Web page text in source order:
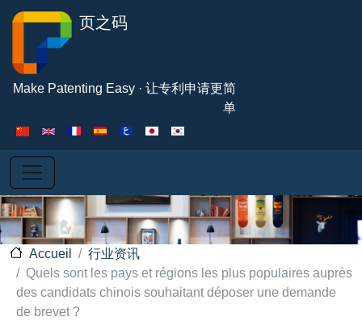
页之码
Make Patenting Easy · 让专利申请更简
单
Accueil
行业资讯
Quels sont les pays et régions les plus populaires auprès
des candidats chinois souhaitant déposer une demande
de brevet ?